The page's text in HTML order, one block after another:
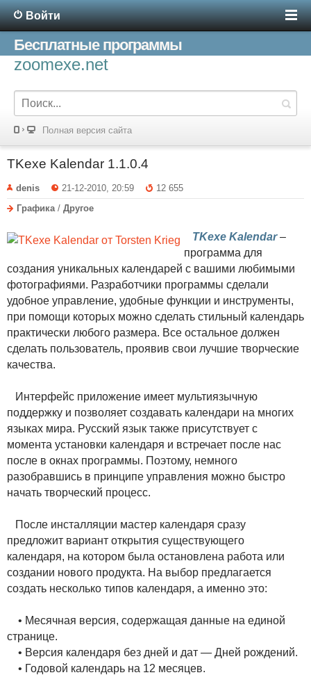
Войти
Бесплатные программы
zoomexe.net
Полная версия сайта
TKexe Kalendar 1.1.0.4
denis 21-12-2010, 20:59
12 655
Графика / Другое
TKexe Kalendar–
программа для
создания уникальных календарей с вашими любимыми
фотографиями. Разработчики программы сделали
удобное управление, удобные функции и инструменты,
при помощи которых можно сделать стильный календарь
практически любого размера. Все остальное должен
сделать пользователь, проявив свои лучшие творческие
качества.
Интерфейс приложение имеет мультиязычную
поддержку и позволяет создавать календари на многих
языках мира. Русский язык также присутствует с
момента установки календаря и встречает после нас
после в окнах программы. Поэтому, немного
разобравшись в принципе управления можно быстро
начать творческий процесс.
После инсталляции мастер календаря сразу
предложит вариант открытия существующего
календаря, на котором была остановлена работа или
создании нового продукта. На выбор предлагается
создать несколько типов календаря, а именно это:
• Месячная версия, содержащая данные на единой
странице.
• Версия календаря без дней и дат — Дней рождений.
• Годовой календарь на 12 месяцев.